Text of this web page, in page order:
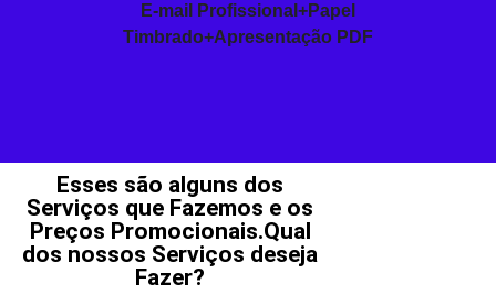
E-mail Profissional+Papel
Timbrado+Apresentação PDF
Esses são alguns dos
Serviços que Fazemos e os
Preços Promocionais.Qual
dos nossos Serviços deseja
Fazer?